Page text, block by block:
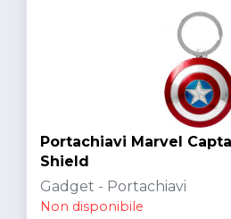
Portachiavi Marvel
Shield
Gadget - Portachiavi
Non disponibile